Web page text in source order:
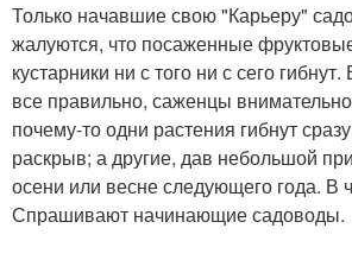
Только начавшие свою "Карьеру"
жалуются, что посаженные
кустарники ни с того ни с сего
все правильно, саженцы
почему-то одни растения гибнут
раскрыв; а другие, дав небольшой
осени или весне следующего года. В
Спрашивают начинающие садоводы.